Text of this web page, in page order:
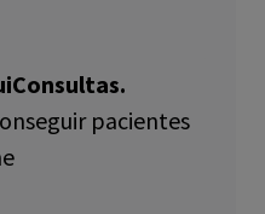
pacientes